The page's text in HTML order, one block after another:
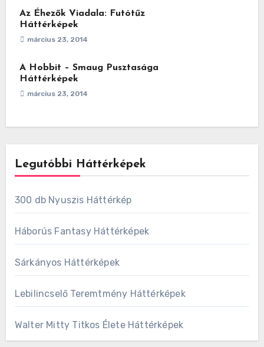
Az Éhezők Viadala: Futótűz
Háttérképek
március 23, 2014
A Hobbit – Smaug Pusztasága
Háttérképek
március 23, 2014
Legutóbbi Háttérképek
300 db Nyuszis Háttérkép
Háborús Fantasy Háttérképek
Sárkányos Háttérképek
Lebilincselő Teremtmény Háttérképek
Walter Mitty Titkos Élete Háttérképek